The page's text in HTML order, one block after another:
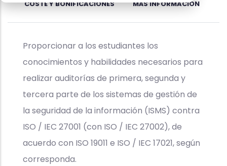
COSTE Y BONIFICACIONES MÁS INFORMACIÓN
Proporcionar a los estudiantes los
conocimientos y habilidades necesarios para
realizar auditorías de primera, segunda y
tercera parte de los sistemas de gestión de
la seguridad de la información (ISMS) contra
ISO / IEC 27001 (con ISO / IEC 27002), de
acuerdo con ISO 19011 e ISO / IEC 17021, según
corresponda.